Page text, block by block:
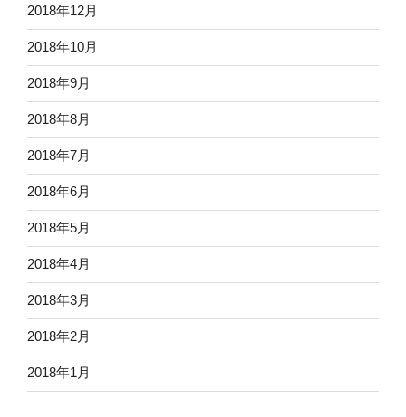
2018年12月
2018年10月
2018年9月
2018年8月
2018年7月
2018年6月
2018年5月
2018年4月
2018年3月
2018年2月
2018年1月